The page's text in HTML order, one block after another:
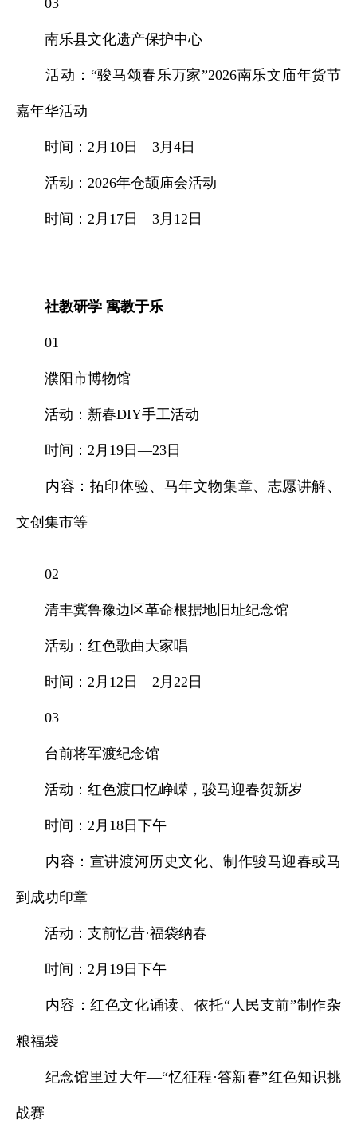
南乐县文化遗产保护中心
活动：“骏马颂春乐万家”2026南乐文庙年货节
嘉年华活动
时间：2月10日—3月4日
活动：2026年仓颉庙会活动
时间：2月17日—3月12日
社教研学 寓教于乐
01
濮阳市博物馆
活动：新春DIY手工活动
时间：2月19日—23日
内容：拓印体验、马年文物集章、志愿讲解、
文创集市等
02
清丰冀鲁豫边区革命根据地旧址纪念馆
活动：红色歌曲大家唱
时间：2月12日—2月22日
03
台前将军渡纪念馆
活动：红色渡口忆峥嵘，骏马迎春贺新岁
时间：2月18日下午
内容：宣讲渡河历史文化、制作骏马迎春或马
到成功印章
活动：支前忆昔·福袋纳春
时间：2月19日下午
内容：红色文化诵读、依托“人民支前”制作杂
粮福袋
纪念馆里过大年—“忆征程·答新春”红色知识挑
战赛